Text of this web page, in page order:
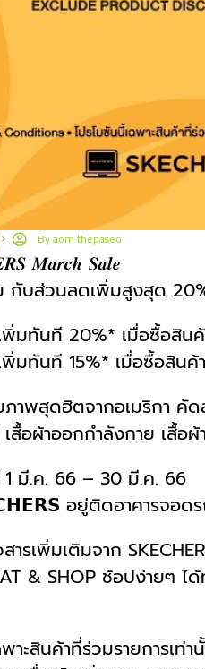
Byaom thepaseo
𝑴𝒂𝒓𝒄𝒉 𝑺𝒂𝒍𝒆
กับส่วนลดเพิ่มสูงสุด
มทันที 20%* เมื่อซื้อสิน
มทันที 15%* เมื่อซื้อสินค้
ภาพสุดฮิตจากอเมริกา คั
สื้อผ้าออกกำลังกาย เสื้อ
มี.ค. 66 – 30 มี.ค. 66
อยู่ติดอาคารจอด
ารเพิ่มเติมจาก
& SHOP ช้อปง่ายๆ
าะสินค้าที่ร่วมรายการเท่า